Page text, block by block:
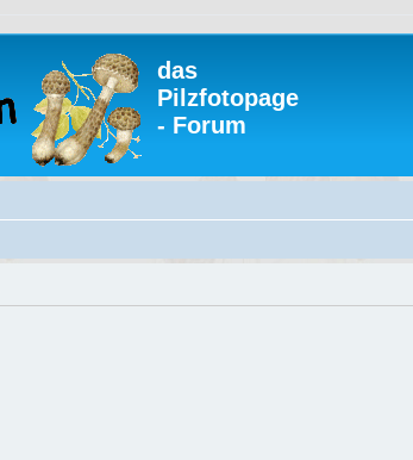
das
Pilzfotopage
- Forum